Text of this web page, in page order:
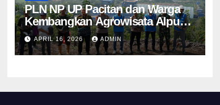
PLN NP UP Pacitan dan Warga
Kembangkan Agrowisata Alpukat
Berbasis Lingkungan di
Sudimoro
APRIL 16, 2026 ADMIN